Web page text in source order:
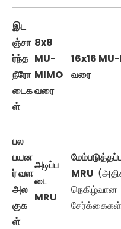
இட
ஞ்சா
ர்ந்த
நீரோ
டைக
ள்
8x8
MU-
MIMO
வரை
16x16
வரை
பல
பயன
ர் வள
அல
குக
ள்
அடிப்ப
டை
MRU
MRU
நெகிழ்வான